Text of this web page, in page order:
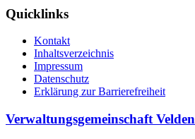
Quicklinks
Kontakt
Inhaltsverzeichnis
Impressum
Datenschutz
Erklärung zur Barrierefreiheit
Verwaltungsgemeinschaft Velden